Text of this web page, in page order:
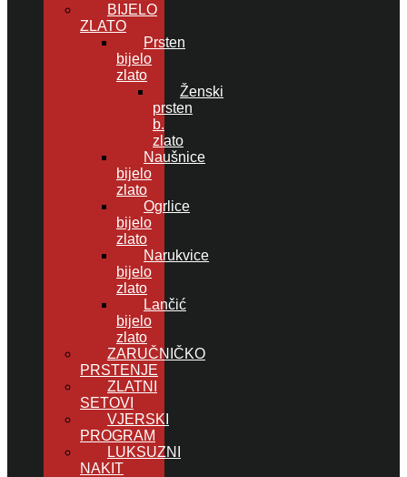
BIJELO
ZLATO
Prsten
bijelo
zlato
Ženski
prsten
b.
zlato
Naušnice
bijelo
zlato
Ogrlice
bijelo
zlato
Narukvice
bijelo
zlato
Lančić
bijelo
zlato
ZARUČNIČKO
PRSTENJE
ZLATNI
SETOVI
VJERSKI
PROGRAM
LUKSUZNI
NAKIT